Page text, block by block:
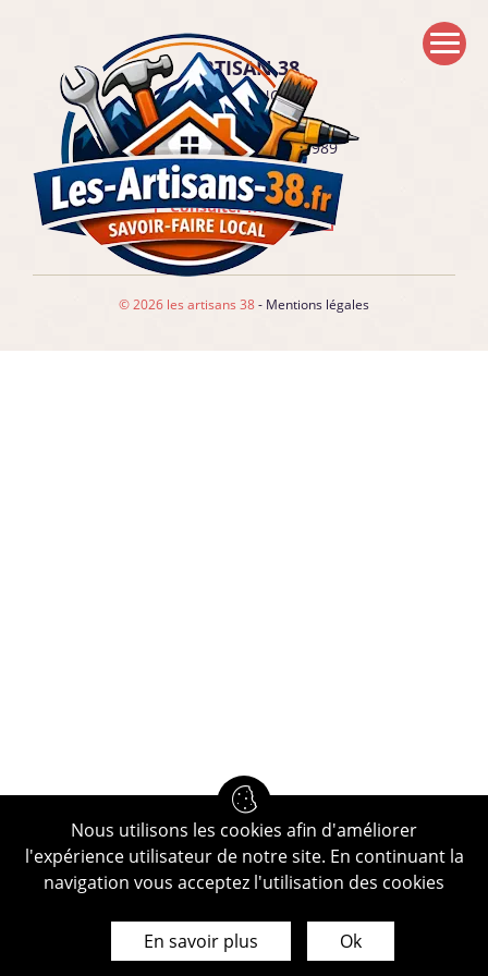
ARTISAN 38
38200 GRENOBLE
09 72 20 16 54
NUMÉRO RM : 527759989
Consulter nos tarifs
© 2026 les artisans 38- Mentions légales
Nous utilisons les cookies afin d'améliorer
l'expérience utilisateur de notre site. En continuant la
navigation vous acceptez l'utilisation des cookies
En savoir plus Ok